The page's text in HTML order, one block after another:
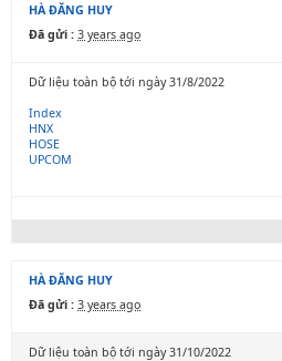
HÀ ĐĂNG HUY
Đã gửi : 3 years ago
Dữ liệu toàn bộ tới ngày 31/8/2022
Index
HNX
HOSE
UPCOM
HÀ ĐĂNG HUY
Đã gửi : 3 years ago
Dữ liệu toàn bộ tới ngày 31/10/2022